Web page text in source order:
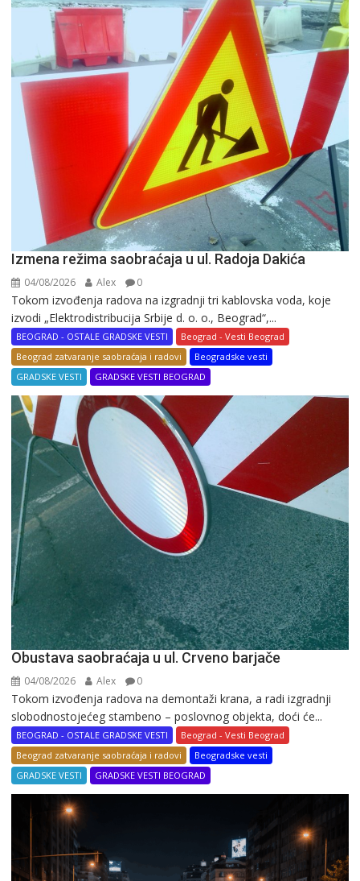
Izmena režima saobraćaja u ul. Radoja Dakića
04/08/2026 Alex 0
Tokom izvođenja radova na izgradnji tri kablovska voda, koje
izvodi „Elektrodistribucija Srbije d. o. o., Beograd“,...
BEOGRAD - OSTALE GRADSKE VESTI
Beograd - Vesti Beograd
Beograd zatvaranje saobraćaja i radovi
Beogradske vesti
GRADSKE VESTI
GRADSKE VESTI BEOGRAD
Obustava saobraćaja u ul. Crveno barjače
04/08/2026 Alex 0
Tokom izvođenja radova na demontaži krana, a radi izgradnji
slobodnostojećeg stambeno – poslovnog objekta, doći će...
BEOGRAD - OSTALE GRADSKE VESTI
Beograd - Vesti Beograd
Beograd zatvaranje saobraćaja i radovi
Beogradske vesti
GRADSKE VESTI
GRADSKE VESTI BEOGRAD